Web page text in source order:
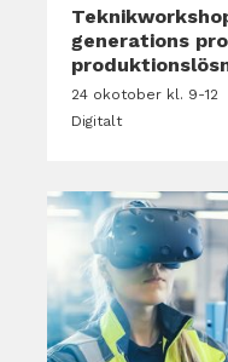
generations
24 okotober kl. 9-12
Digitalt